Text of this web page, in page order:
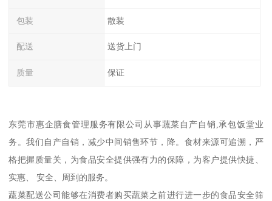
包装 散装
配送 送货上门
质量 保证
东莞市惠企膳食管理服务有限公司从事蔬菜自产自销,承包饭堂业
务。我们自产自销，减少中间销售环节，降。食材来源可追溯，严
格把握质量关，为食品安全提供强有力的保障，为客户提供快捷、
实惠、 安全、周到的服务。
蔬菜配送公司能够在消费者购买蔬菜之前进行进一步的食品安全筛